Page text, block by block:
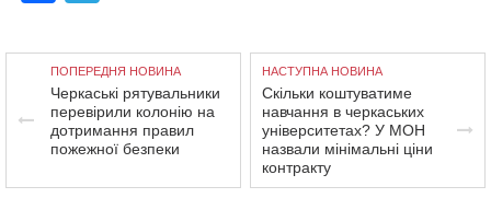
ПОПЕРЕДНЯ НОВИНА
Черкаські рятувальники
перевірили колонію на
дотримання правил
пожежної безпеки
НАСТУПНА НОВИНА
Скільки коштуватиме
навчання в черкаських
університетах? У МОН
назвали мінімальні ціни
контракту